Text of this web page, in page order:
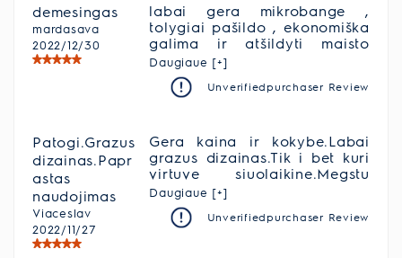
demesingas
mardasava
2022/12/30
labai gera mikrobange ,
tolygiai pašildo , ekonomiška
galima ir atšildyti maisto
produktus , svarbiausia kaina
prieinama
Daugiaue [+]
Unverifiedpurchaser Review
Patogi.Grazus
dizainas.Papr
astas
naudojimas
Viaceslav
2022/11/27
Gera kaina ir kokybe.Labai
grazus dizainas.Tik i bet kuri
virtuve siuolaikine.Megstu
jusu produkcija.
Daugiaue [+]
Unverifiedpurchaser Review